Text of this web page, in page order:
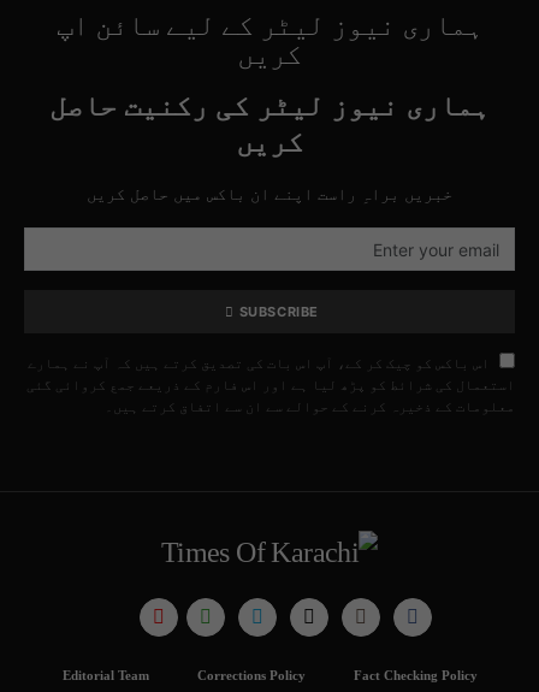
ہماری نیوز لیٹر کے لیے سائن اپ
کریں
ہماری نیوز لیٹر کی رکنیت حاصل
کریں
خبریں براہِ راست اپنے ان باکس میں حاصل کریں
SUBSCRIBE
اس باکس کو چیک کر کے، آپ اس بات کی تصدیق کرتے ہیں کہ آپ نے ہمارے
استعمال کی شرائط کو پڑھ لیا ہے اور اس فارم کے ذریعے جمع کروائی گئی
معلومات کے ذخیرہ کرنے کے حوالے سے ان سے اتفاق کرتے ہیں۔
Fact Checking Policy
Corrections Policy
Editorial Team